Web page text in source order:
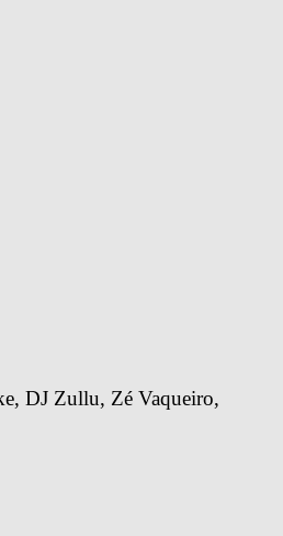
DJ Zullu, Zé Vaqueiro,